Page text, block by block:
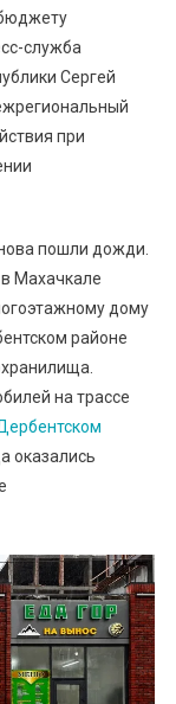
служба
Сергей
при
пошли дожди.
в Махачкале
дому
районе
на трассе
оказались